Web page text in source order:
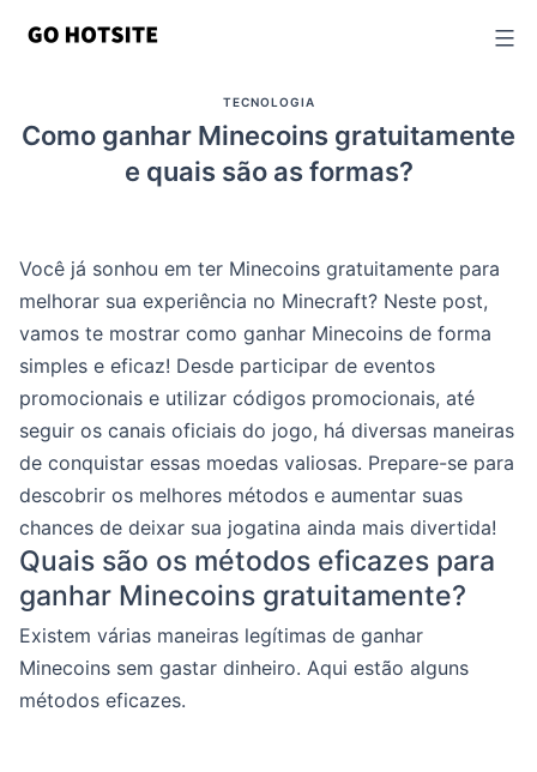
conteúdo
TECNOLOGIA
Como ganhar Minecoins gratuitamente
e quais são as formas?
Você já sonhou em ter Minecoins gratuitamente para
melhorar sua experiência no Minecraft? Neste post,
vamos te mostrar como ganhar Minecoins de forma
simples e eficaz! Desde participar de eventos
promocionais e utilizar códigos promocionais, até
seguir os canais oficiais do jogo, há diversas maneiras
de conquistar essas moedas valiosas. Prepare-se para
descobrir os melhores métodos e aumentar suas
chances de deixar sua jogatina ainda mais divertida!
Quais são os métodos eficazes para
ganhar Minecoins gratuitamente?
Existem várias maneiras legítimas de ganhar
Minecoins sem gastar dinheiro. Aqui estão alguns
métodos eficazes.